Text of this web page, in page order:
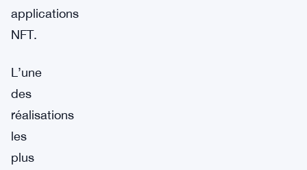
applications
NFT.
L’une
des
réalisations
les
plus